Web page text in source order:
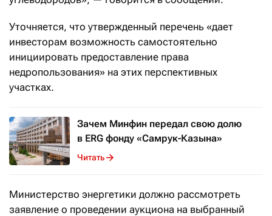
Уточняется, что утвержденный перечень «дает
инвесторам возможность самостоятельно
инициировать предоставление права
недропользования» на этих перспективных
участках.
Зачем Минфин передал свою долю
в ERG фонду «Самрук-Казына»
Читать
Министерство энергетики должно рассмотреть
заявление о проведении аукциона на выбранный